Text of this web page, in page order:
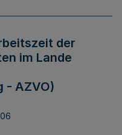
der
im Lande
- AZVO)